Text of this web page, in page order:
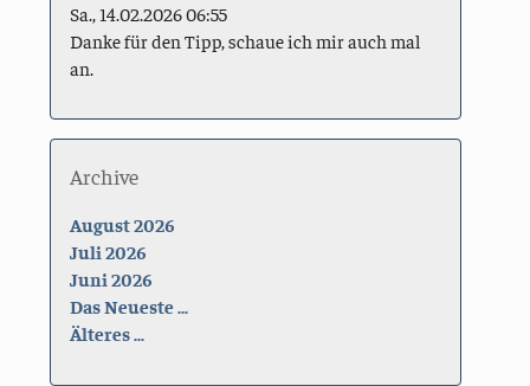
Sa., 14.02.2026 06:55
Danke für den Tipp, schaue ich mir auch mal
an.
Archive
August 2026
Juli 2026
Juni 2026
Das Neueste ...
Älteres ...